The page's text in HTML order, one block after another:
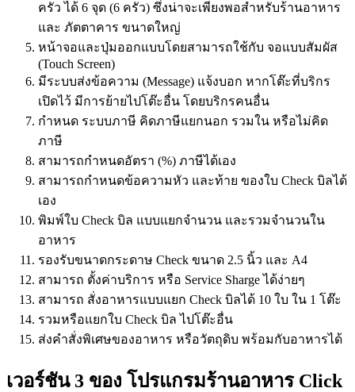
ครัว ได้ 6 จุด (6 ครัว) ซึ่งน่าจะเพียงพอสำหรับร้านอาหาร
และ ภัตตาคาร ขนาดใหญ่
หน้าจอและปุ่มออกแบบโดยสามารถใช้กับ จอแบบสัมผัส
(Touch Screen)
มีระบบส่งข้อความ (Message) แจ้งบอก หากโต๊ะที่บริกร
เปิดไว้ มีการย้ายไปโต๊ะอื่น โดยบริกรคนอื่น
กำหนด ระบบภาษี คิดภาษีแยกนอก รวมใน หรือไม่คิด
ภาษี
สามารถกำหนดอัตรา (%) ภาษีได้เอง
สามารถกำหนดข้อความหัว และท้าย ของใบ Check บิลได้
เอง
พิมพ์ใบ Check บิล แบบแยกจำนวน และรวมจำนวนใน
อาหาร
รองรับขนาดกระดาษ Check ขนาด 2.5 นิ้ว และ A4
สามารถ ตั้งค่าบริการ หรือ Service Sharge ได้ง่ายๆ
สามารถ สั่งอาหารแบบแยก Check บิลได้ 10 ใบ ใน 1 โต๊ะ
รวมหรือแยกใบ Check บิล ไปโต๊ะอื่น
ส่งคำสั่งพิเศษของอาหาร หรือวัตถุดิบ พร้อมกับอาหารได้
เวอร์ชัน 3 ของ โปรแกรมร้านอาหาร Click